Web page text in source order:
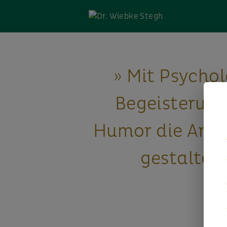
» Mit
Begeisterung
Humor die